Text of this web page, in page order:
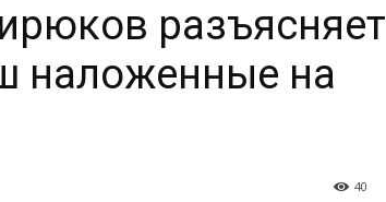
разъясняет
наложенные на
40